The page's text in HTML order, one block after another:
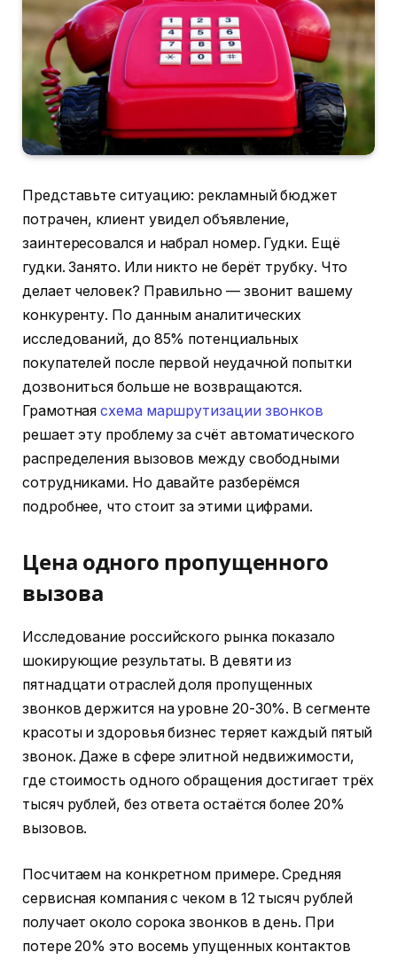
Представьте ситуацию: рекламный бюджет
потрачен, клиент увидел объявление,
заинтересовался и набрал номер. Гудки. Ещё
гудки. Занято. Или никто не берёт трубку. Что
делает человек? Правильно — звонит вашему
конкуренту. По данным аналитических
исследований, до 85% потенциальных
покупателей после первой неудачной попытки
дозвониться больше не возвращаются.
Грамотнаясхема маршрутизации звонков
решает эту проблему за счёт автоматического
распределения вызовов между свободными
сотрудниками. Но давайте разберёмся
подробнее, что стоит за этими цифрами.
Цена одного пропущенного
вызова
Исследование российского рынка показало
шокирующие результаты. В девяти из
пятнадцати отраслей доля пропущенных
звонков держится на уровне 20-30%. В сегменте
красоты и здоровья бизнес теряет каждый пятый
звонок. Даже в сфере элитной недвижимости,
где стоимость одного обращения достигает трёх
тысяч рублей, без ответа остаётся более 20%
вызовов.
Посчитаем на конкретном примере. Средняя
сервисная компания с чеком в 12 тысяч рублей
получает около сорока звонков в день. При
потере 20% это восемь упущенных контактов